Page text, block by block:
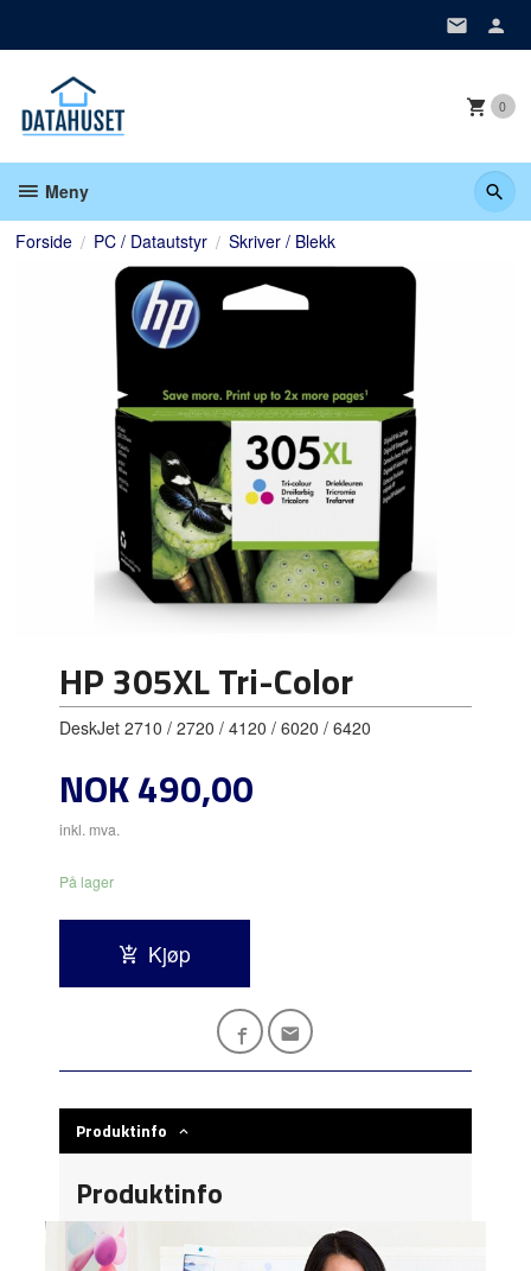
0
Meny
Forside PC / Datautstyr Skriver / Blekk
HP 305XL Tri-Color
DeskJet 2710 / 2720 / 4120 / 6020 / 6420
Pris
NOK490,00
inkl. mva.
På lager
Kjøp
Produktinfo
Produktinfo